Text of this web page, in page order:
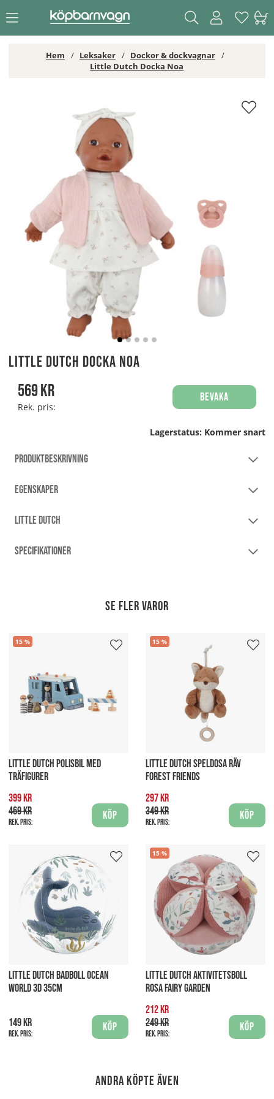
Hem Leksaker
Dockor & dockvagnar
Little Dutch Docka Noa
Little Dutch Docka Noa
569kr
Rek. pris:
Bevaka
Lagerstatus: Kommer snart
PRODUKTBESKRIVNING
EGENSKAPER
LITTLE DUTCH
SPECIFIKATIONER
Se fler varor
15
LITTLE DUTCH POLISBIL MED
TRÄFIGURER
399 kr
469 kr
Rek. pris:
Köp
15
LITTLE DUTCH SPELDOSA RÄV
FOREST FRIENDS
297 kr
349 kr
Rek. pris:
Köp
LITTLE DUTCH BADBOLL OCEAN
WORLD 3D 35CM
149 kr
Rek. pris:
Köp
15
LITTLE DUTCH AKTIVITETSBOLL
ROSA FAIRY GARDEN
212 kr
249 kr
Rek. pris:
Köp
Andra köpte även